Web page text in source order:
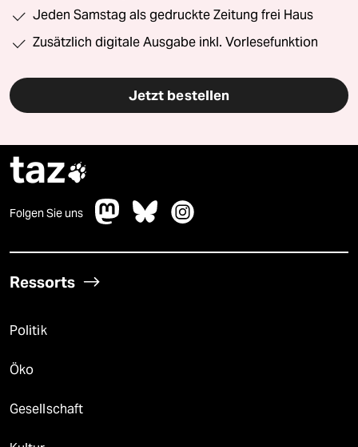
Jeden Samstag als gedruckte Zeitung frei Haus
Zusätzlich digitale Ausgabe inkl. Vorlesefunktion
Jetzt bestellen
taz
Folgen Sie uns
Ressorts
Politik
Öko
Gesellschaft